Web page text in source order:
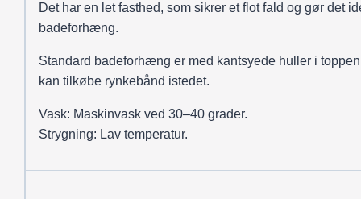
Det har en let fasthed, som sikrer et flot fald og gør det
badeforhæng.
Standard badeforhæng er med kantsyede huller i
kan tilkøbe rynkebånd istedet.
Vask: Maskinvask ved 30–40 grader.
Strygning: Lav temperatur.